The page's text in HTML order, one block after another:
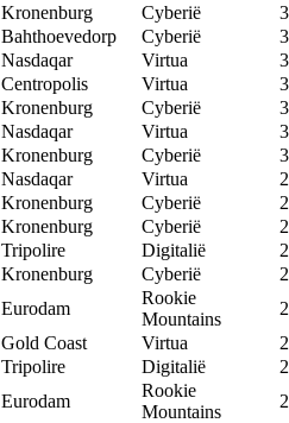
Kronenburg Cyberië
Bahthoevedorp Cyberië
Nasdaqar Virtua
Centropolis Virtua
Kronenburg Cyberië
Nasdaqar Virtua
Kronenburg Cyberië
Nasdaqar Virtua
Kronenburg Cyberië
Kronenburg Cyberië
Tripolire Digitalië
Kronenburg Cyberië
Eurodam
Rookie
Mountains
Gold Coast Virtua
Tripolire Digitalië
Eurodam
Rookie
Mountains